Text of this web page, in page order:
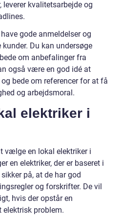
kvalitetsarbejde og
gode anmeldelser og
Du kan undersøge
om anbefalinger fra
også være en god idé at
bede om referencer for at få
og arbejdsmoral.
elektriker i
vælge en lokal elektriker i
en elektriker, der er baseret i
på, at de har god
og forskrifter. De vil
hvis der opstår en
elektrisk problem.